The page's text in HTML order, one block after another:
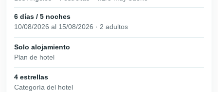
6 días / 5 noches
10/08/2026 al 15/08/2026 · 2 adultos
Solo alojamiento
Plan de hotel
4 estrellas
Categoría del hotel